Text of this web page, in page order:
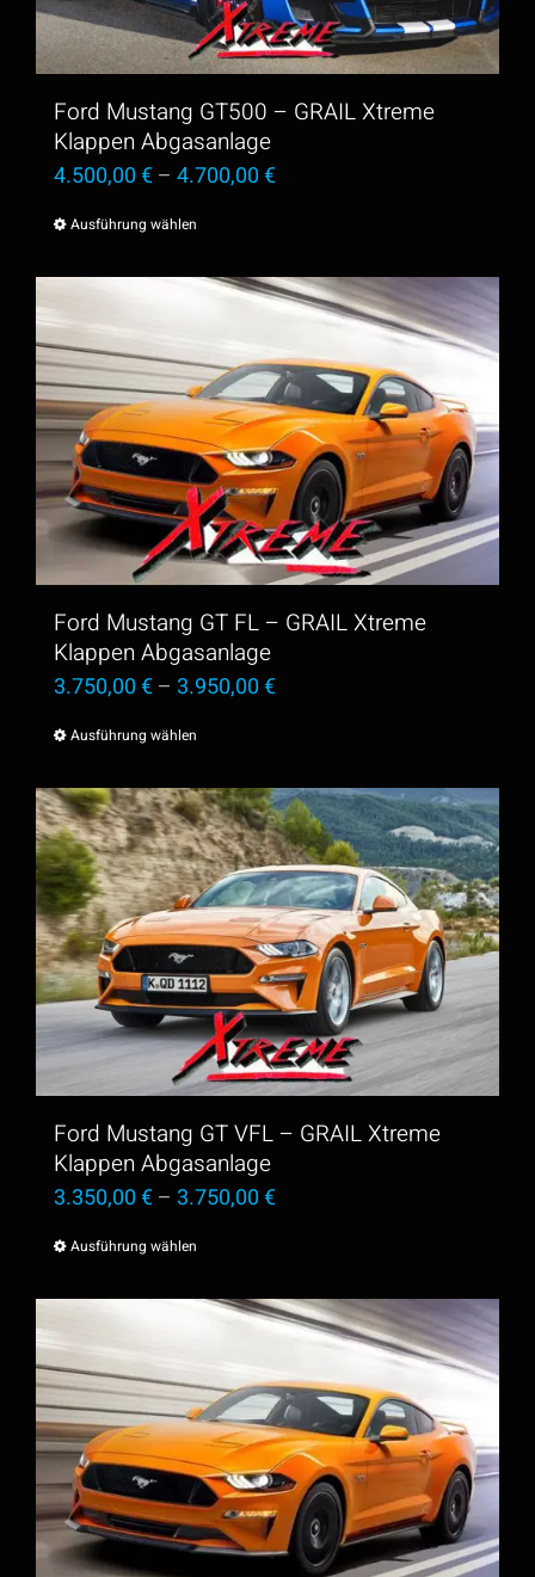
Ford Mustang GT500 – GRAIL Xtreme
Klappen Abgasanlage
4.500,00€– 4.700,00€
Ausführung wählen
Produkt
weist
Varianten
auf.
Die
Optionen
können
auf
der
Produktseite
gewählt
Ford Mustang GT FL – GRAIL Xtreme
Klappen Abgasanlage
3.750,00€– 3.950,00€
Ausführung wählen
Produkt
weist
mehrere
Varianten
auf.
Die
Optionen
können
auf
der
Produktseite
gewählt
Ford Mustang GT VFL – GRAIL Xtreme
Klappen Abgasanlage
3.350,00€– 3.750,00€
Ausführung wählen
Produkt
Varianten
auf.
Die
Optionen
können